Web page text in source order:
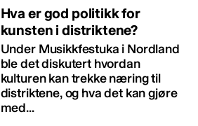
Hva er god politikk for
kunsten i distriktene?
Under Musikkfestuka i Nordland
ble det diskutert hvordan
kulturen kan trekke næring til
distriktene, og hva det kan gjøre
med...